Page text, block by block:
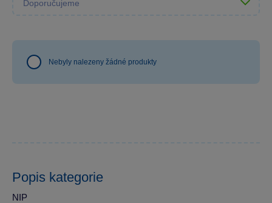
Nebyly nalezeny žádné produkty
Popis kategorie
NIP